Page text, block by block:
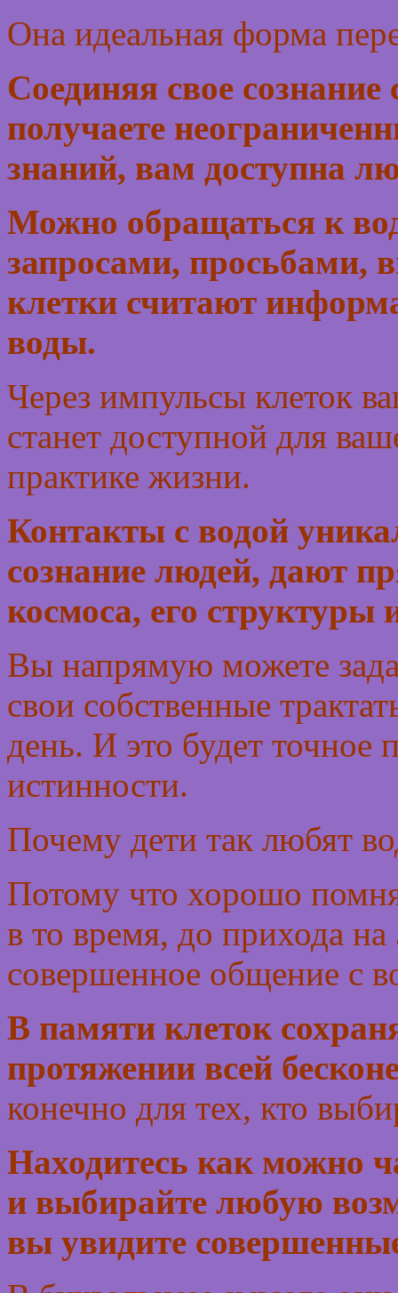
Она идеальная форма
Соединяя свое
получаете
знаний, вам доступна
Можно обращаться к
запросами, просьбами,
клетки считают
воды.
Через импульсы клеток
станет доступной для
практике жизни.
Контакты с водой
сознание людей, дают
космоса, его структуры
Вы напрямую можете
свои собственные
день. И это будет точное
истинности.
Почему дети так любят
Потому что хорошо
в то время, до прихода
совершенное общение с
В памяти клеток
протяжении всей
конечно для тех, кто
Находитесь как можно
и выбирайте любую
вы увидите